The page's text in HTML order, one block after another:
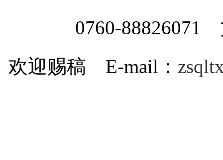
0760-88826071
欢迎赐稿 E-mail：